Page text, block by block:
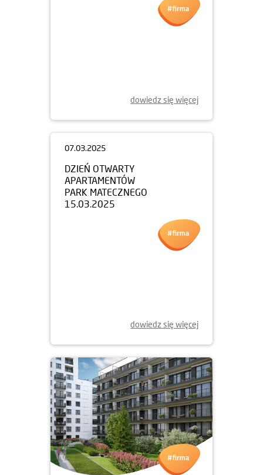
dowiedz się więcej
07.03.2025
DZIEŃ OTWARTY
APARTAMENTÓW
PARK MATECZNEGO
15.03.2025
dowiedz się więcej